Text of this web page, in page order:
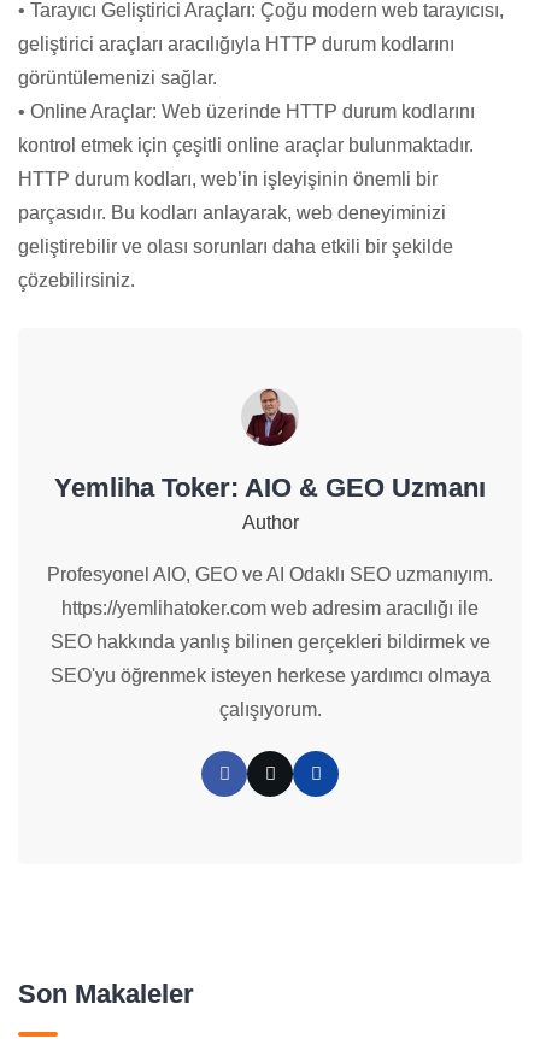
• Tarayıcı Geliştirici Araçları: Çoğu modern web tarayıcısı,
geliştirici araçları aracılığıyla HTTP durum kodlarını
görüntülemenizi sağlar.
• Online Araçlar: Web üzerinde HTTP durum kodlarını
kontrol etmek için çeşitli online araçlar bulunmaktadır.
HTTP durum kodları, web’in işleyişinin önemli bir
parçasıdır. Bu kodları anlayarak, web deneyiminizi
geliştirebilir ve olası sorunları daha etkili bir şekilde
çözebilirsiniz.
Yemliha Toker: AIO & GEO Uzmanı
Author
Profesyonel AIO, GEO ve AI Odaklı SEO uzmanıyım.
https://yemlihatoker.com web adresim aracılığı ile
SEO hakkında yanlış bilinen gerçekleri bildirmek ve
SEO'yu öğrenmek isteyen herkese yardımcı olmaya
çalışıyorum.
Son Makaleler